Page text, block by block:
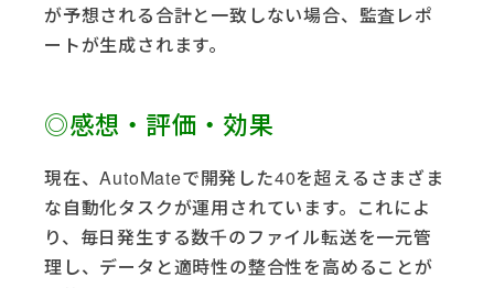
が予想される合計と一致しない場合、監査レポ
ートが生成されます。
◎感想・評価・効果
現在、AutoMateで開発した40を超えるさまざま
な自動化タスクが運用されています。これによ
り、毎日発生する数千のファイル転送を一元管
理し、データと適時性の整合性を高めることが